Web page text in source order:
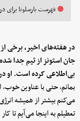
فهرست بارسلونا برای
در هفته‌های اخیر، برخی
جان استونز از تیم جدا
بی‌اطلاعی کرده است. او
بمانم، حتی با عناوین
می‌کنم بیشتر از همیشه
تعطیلم به اینجا می‌آیم تا